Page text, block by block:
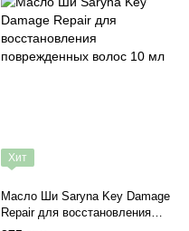
Хит
Масло Ши Saryna Key Damage
Repair для восстановления